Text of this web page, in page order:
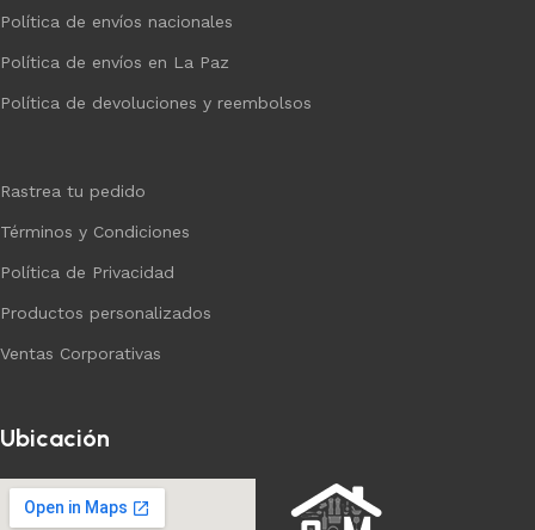
Política de envíos nacionales
Política de envíos en La Paz
Política de devoluciones y reembolsos
Rastrea tu pedido
Términos y Condiciones
Política de Privacidad
Productos personalizados
Ventas Corporativas
Ubicación